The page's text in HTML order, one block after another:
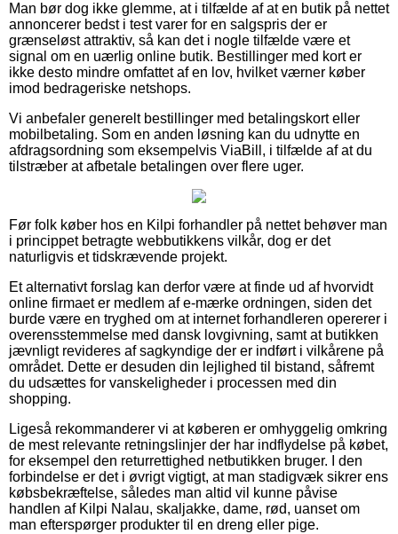
Man bør dog ikke glemme, at i tilfælde af at en butik på nettet
annoncerer bedst i test varer for en salgspris der er
grænseløst attraktiv, så kan det i nogle tilfælde være et
signal om en uærlig online butik. Bestillinger med kort er
ikke desto mindre omfattet af en lov, hvilket værner køber
imod bedrageriske netshops.
Vi anbefaler generelt bestillinger med betalingskort eller
mobilbetaling. Som en anden løsning kan du udnytte en
afdragsordning som eksempelvis ViaBill, i tilfælde af at du
tilstræber at afbetale betalingen over flere uger.
Før folk køber hos en Kilpi forhandler på nettet behøver man
i princippet betragte webbutikkens vilkår, dog er det
naturligvis et tidskrævende projekt.
Et alternativt forslag kan derfor være at finde ud af hvorvidt
online firmaet er medlem af e-mærke ordningen, siden det
burde være en tryghed om at internet forhandleren opererer i
overensstemmelse med dansk lovgivning, samt at butikken
jævnligt revideres af sagkyndige der er indført i vilkårene på
området. Dette er desuden din lejlighed til bistand, såfremt
du udsættes for vanskeligheder i processen med din
shopping.
Ligeså rekommanderer vi at køberen er omhyggelig omkring
de mest relevante retningslinjer der har indflydelse på købet,
for eksempel den returrettighed netbutikken bruger. I den
forbindelse er det i øvrigt vigtigt, at man stadigvæk sikrer ens
købsbekræftelse, således man altid vil kunne påvise
handlen af Kilpi Nalau, skaljakke, dame, rød, uanset om
man efterspørger produkter til en dreng eller pige.